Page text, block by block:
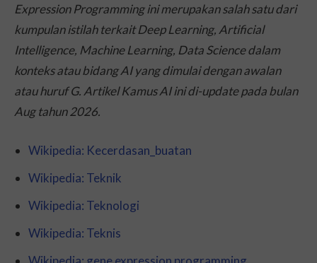
Expression Programming ini merupakan salah satu dari
kumpulan istilah terkait Deep Learning, Artificial
Intelligence, Machine Learning, Data Science dalam
konteks atau bidang AI yang dimulai dengan awalan
atau huruf G. Artikel Kamus AI ini di-updatepada bulan
Aug tahun 2026.
Wikipedia: Kecerdasan_buatan
Wikipedia: Teknik
Wikipedia: Teknologi
Wikipedia: Teknis